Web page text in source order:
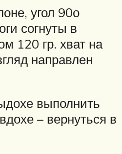
угол 90о
согнуты в
120 гр. хват на
направлен
выполнить
– вернуться в